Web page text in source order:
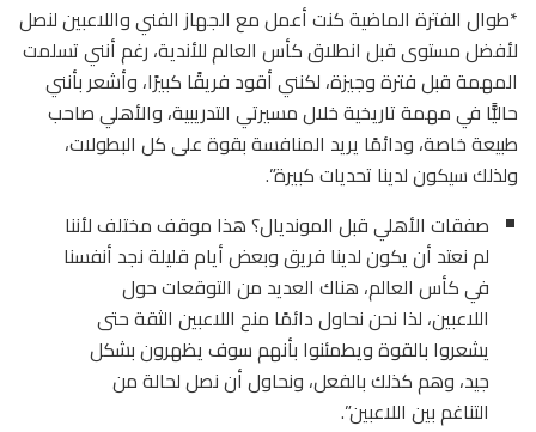
*طوال الفترة الماضية كنت أعمل مع الجهاز الفني واللاعبين لنصل
لأفضل مستوى قبل انطلاق كأس العالم للأندية، رغم أنني تسلمت
المهمة قبل فترة وجيزة، لكنني أقود فريقًا كبيرًا، وأشعر بأنني
حاليًّا في مهمة تاريخية خلال مسيرتي التدريبية، والأهلي صاحب
طبيعة خاصة، ودائمًا يريد المنافسة بقوة على كل البطولات،
ولذلك سيكون لدينا تحديات كبيرة”.
صفقات الأهلي قبل المونديال؟ هذا موقف مختلف لأننا
لم نعتد أن يكون لدينا فريق وبعض أيام قليلة نجد أنفسنا
في كأس العالم، هناك العديد من التوقعات حول
اللاعبين، لذا نحن نحاول دائمًا منح اللاعبين الثقة حتى
يشعروا بالقوة ويطمئنوا بأنهم سوف يظهرون بشكل
جيد، وهم كذلك بالفعل، ونحاول أن نصل لحالة من
التناغم بين اللاعبين”.